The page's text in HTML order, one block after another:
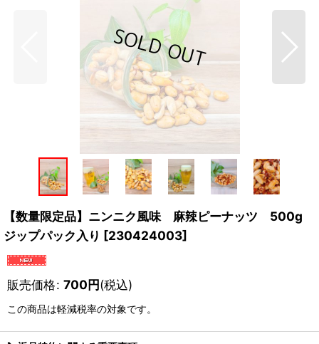
【数量限定品】ニンニク風味 麻辣ピーナッツ 500g
ジップパック入り [230424003]
販売価格: 700円(税込)
この商品は軽減税率の対象です。